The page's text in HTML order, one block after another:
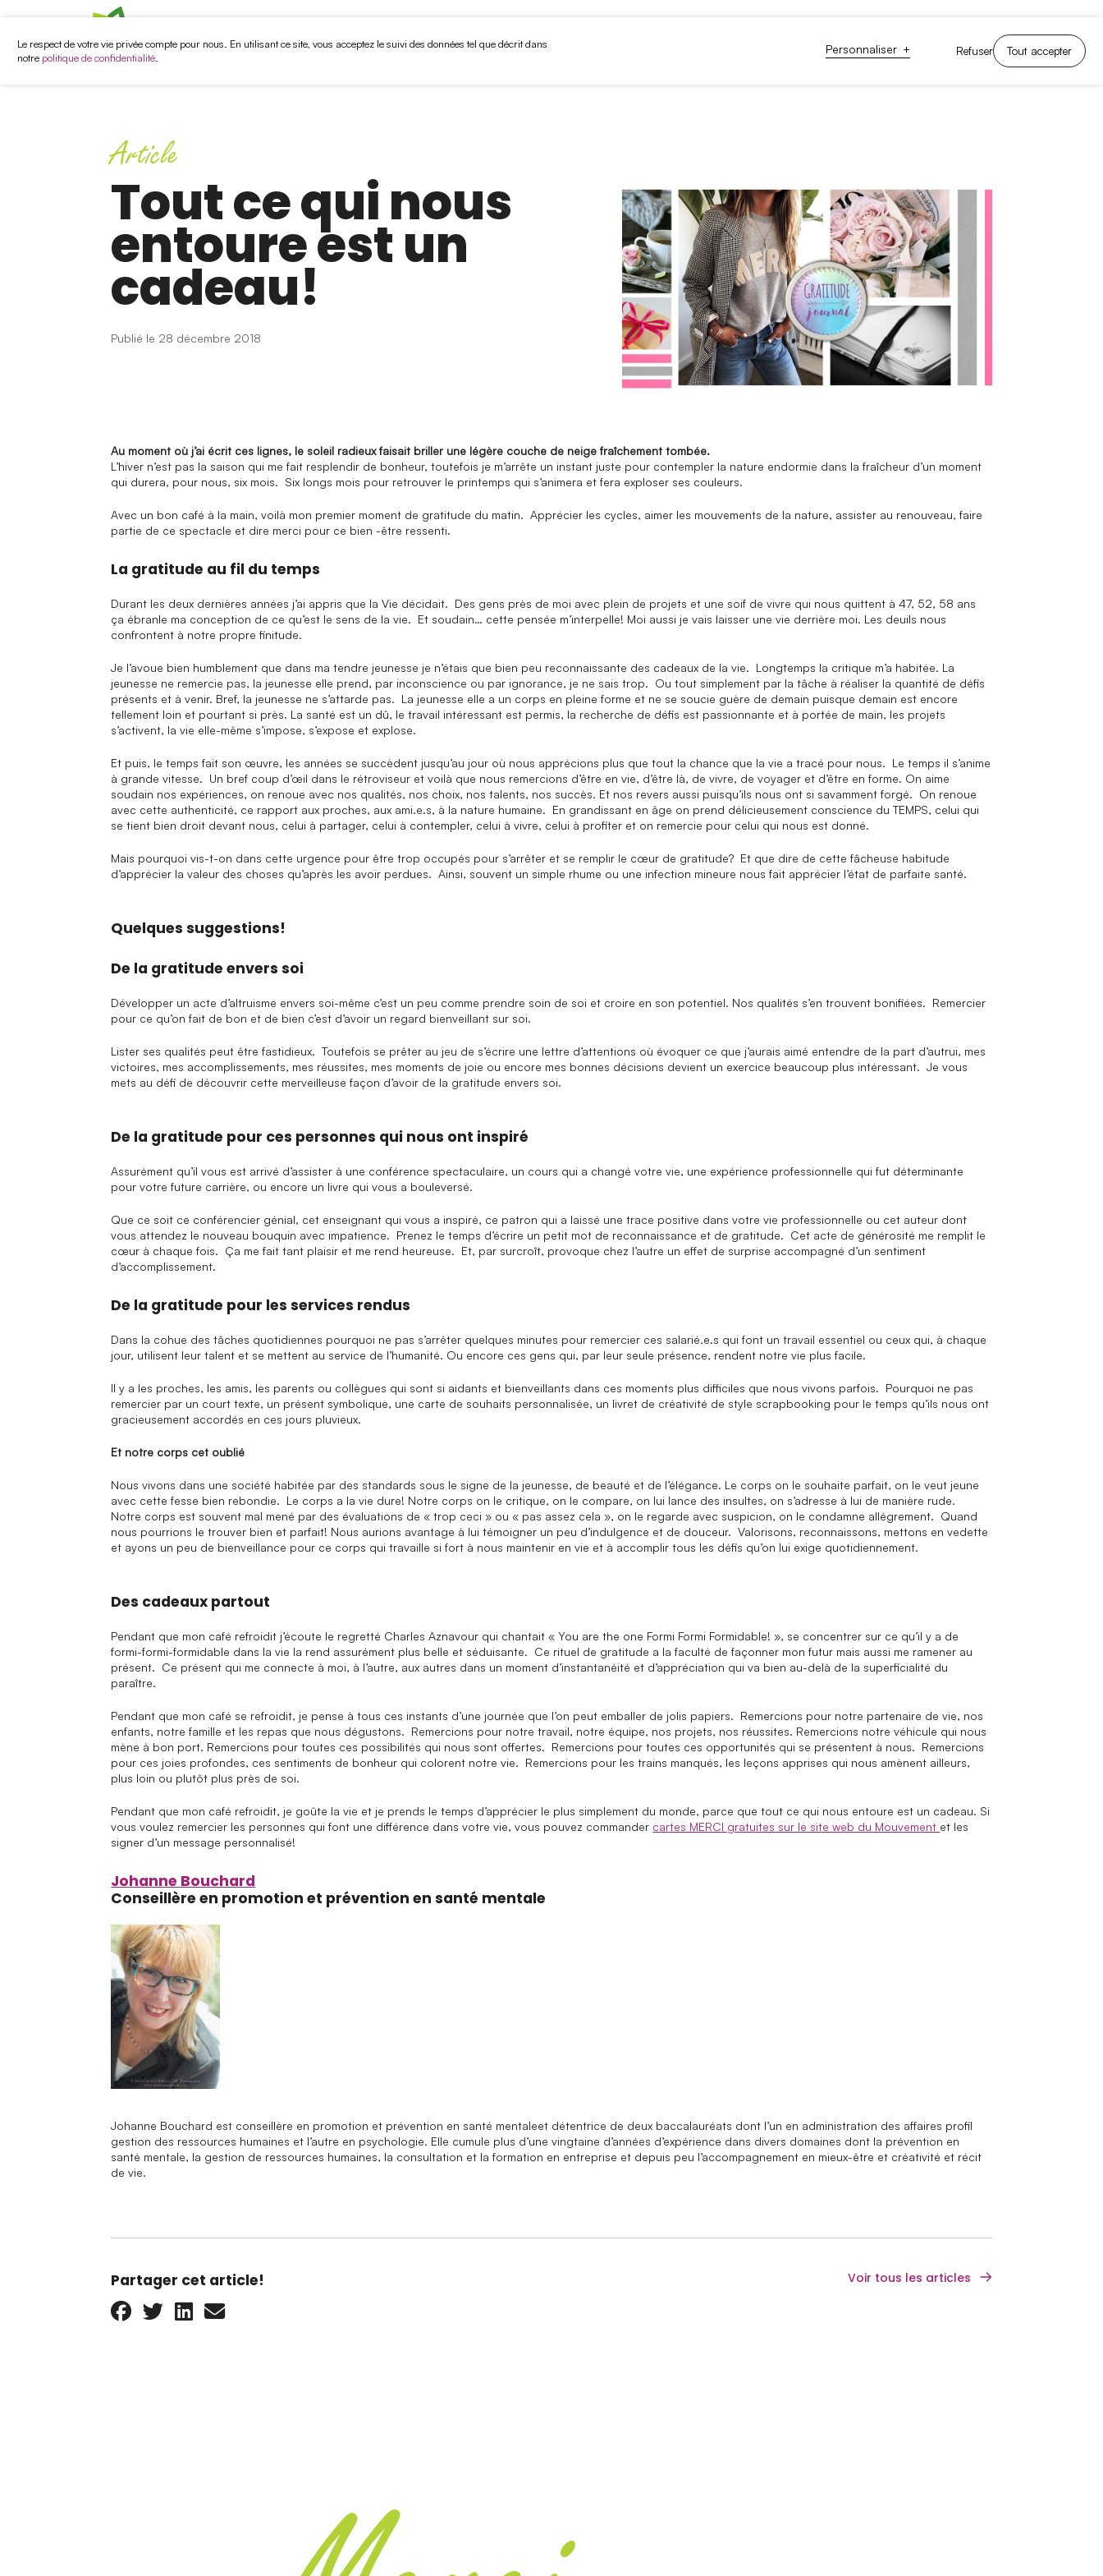
Nos services Actualités Ambassadeurs Boutique Espace médias
Besoin d'aide?
Campagnes
Santé mentale et travail
Projets
Outils
Qui sommes-nous?
Nous joindre
Actualités
Ambassadeurs
Espace médias
Espace municipalités
Article
Tout ce qui nous
entoure est un
cadeau!
Publié le 28 décembre 2018
Au moment où j’ai écrit ces lignes, le soleil radieux faisait briller une légère couche de neige fraîchement tombée.
L’hiver n’est pas la saison qui me fait resplendir de bonheur, toutefois je m’arrête un instant juste pour contempler la nature endormie dans la fraîcheur d’un moment
qui durera, pour nous, six mois. Six longs mois pour retrouver le printemps qui s’animera et fera exploser ses couleurs.
Avec un bon café à la main, voilà mon premier moment de gratitude du matin. Apprécier les cycles, aimer les mouvements de la nature, assister au renouveau, faire
partie de ce spectacle et dire merci pour ce bien -être ressenti.
La gratitude au fil du temps
Durant les deux dernières années j’ai appris que la Vie décidait. Des gens près de moi avec plein de projets et une soif de vivre qui nous quittent à 47, 52, 58 ans
ça ébranle ma conception de ce qu’est le sens de la vie. Et soudain… cette pensée m’interpelle! Moi aussi je vais laisser une vie derrière moi. Les deuils nous
confrontent à notre propre finitude.
Je l’avoue bien humblement que dans ma tendre jeunesse je n’étais que bien peu reconnaissante des cadeaux de la vie. Longtemps la critique m’a habitée. La
jeunesse ne remercie pas, la jeunesse elle prend, par inconscience ou par ignorance, je ne sais trop. Ou tout simplement par la tâche à réaliser la quantité de défis
présents et à venir. Bref, la jeunesse ne s’attarde pas. La jeunesse elle a un corps en pleine forme et ne se soucie guère de demain puisque demain est encore
tellement loin et pourtant si près. La santé est un dû, le travail intéressant est permis, la recherche de défis est passionnante et à portée de main, les projets
s’activent, la vie elle-même s’impose, s’expose et explose.
Et puis, le temps fait son œuvre, les années se succèdent jusqu’au jour où nous apprécions plus que tout la chance que la vie a tracé pour nous. Le temps il s’anime
à grande vitesse. Un bref coup d’œil dans le rétroviseur et voilà que nous remercions d’être en vie, d’être là, de vivre, de voyager et d’être en forme. On aime
soudain nos expériences, on renoue avec nos qualités, nos choix, nos talents, nos succès. Et nos revers aussi puisqu’ils nous ont si savamment forgé. On renoue
avec cette authenticité, ce rapport aux proches, aux ami.e.s, à la nature humaine. En grandissant en âge on prend délicieusement conscience du TEMPS, celui qui
se tient bien droit devant nous, celui à partager, celui à contempler, celui à vivre, celui à profiter et on remercie pour celui qui nous est donné.
Mais pourquoi vis-t-on dans cette urgence pour être trop occupés pour s’arrêter et se remplir le cœur de gratitude? Et que dire de cette fâcheuse habitude
d’apprécier la valeur des choses qu’après les avoir perdues. Ainsi, souvent un simple rhume ou une infection mineure nous fait apprécier l’état de parfaite santé.
Quelques suggestions!
De la gratitude envers soi
Développer un acte d’altruisme envers soi-même c’est un peu comme prendre soin de soi et croire en son potentiel. Nos qualités s’en trouvent bonifiées. Remercier
pour ce qu’on fait de bon et de bien c’est d’avoir un regard bienveillant sur soi.
Lister ses qualités peut être fastidieux. Toutefois se prêter au jeu de s’écrire une lettre d’attentions où évoquer ce que j’aurais aimé entendre de la part d’autrui, mes
victoires, mes accomplissements, mes réussites, mes moments de joie ou encore mes bonnes décisions devient un exercice beaucoup plus intéressant. Je vous
mets au défi de découvrir cette merveilleuse façon d’avoir de la gratitude envers soi.
De la gratitude pour ces personnes qui nous ont inspiré
Assurément qu’il vous est arrivé d’assister à une conférence spectaculaire, un cours qui a changé votre vie, une expérience professionnelle qui fut déterminante
pour votre future carrière, ou encore un livre qui vous a bouleversé.
Que ce soit ce conférencier génial, cet enseignant qui vous a inspiré, ce patron qui a laissé une trace positive dans votre vie professionnelle ou cet auteur dont
vous attendez le nouveau bouquin avec impatience. Prenez le temps d’écrire un petit mot de reconnaissance et de gratitude. Cet acte de générosité me remplit le
cœur à chaque fois. Ça me fait tant plaisir et me rend heureuse. Et, par surcroît, provoque chez l’autre un effet de surprise accompagné d’un sentiment
d’accomplissement.
De la gratitude pour les services rendus
Dans la cohue des tâches quotidiennes pourquoi ne pas s’arrêter quelques minutes pour remercier ces salarié.e.s qui font un travail essentiel ou ceux qui, à chaque
jour, utilisent leur talent et se mettent au service de l’humanité. Ou encore ces gens qui, par leur seule présence, rendent notre vie plus facile.
Il y a les proches, les amis, les parents ou collègues qui sont si aidants et bienveillants dans ces moments plus difficiles que nous vivons parfois. Pourquoi ne pas
remercier par un court texte, un présent symbolique, une carte de souhaits personnalisée, un livret de créativité de style scrapbooking pour le temps qu’ils nous ont
gracieusement accordés en ces jours pluvieux.
Et notre corps cet oublié
Nous vivons dans une société habitée par des standards sous le signe de la jeunesse, de beauté et de l’élégance. Le corps on le souhaite parfait, on le veut jeune
avec cette fesse bien rebondie. Le corps a la vie dure! Notre corps on le critique, on le compare, on lui lance des insultes, on s’adresse à lui de manière rude.
Notre corps est souvent mal mené par des évaluations de « trop ceci » ou « pas assez cela », on le regarde avec suspicion, on le condamne allégrement. Quand
nous pourrions le trouver bien et parfait! Nous aurions avantage à lui témoigner un peu d’indulgence et de douceur. Valorisons, reconnaissons, mettons en vedette
et ayons un peu de bienveillance pour ce corps qui travaille si fort à nous maintenir en vie et à accomplir tous les défis qu’on lui exige quotidiennement.
Des cadeaux partout
Pendant que mon café refroidit j’écoute le regretté Charles Aznavour qui chantait « You are the one Formi Formi Formidable! », se concentrer sur ce qu’il y a de
formi-formi-formidable dans la vie la rend assurément plus belle et séduisante. Ce rituel de gratitude a la faculté de façonner mon futur mais aussi me ramener au
présent. Ce présent qui me connecte à moi, à l’autre, aux autres dans un moment d’instantanéité et d’appréciation qui va bien au-delà de la superficialité du
paraître.
Pendant que mon café se refroidit, je pense à tous ces instants d’une journée que l’on peut emballer de jolis papiers. Remercions pour notre partenaire de vie, nos
enfants, notre famille et les repas que nous dégustons. Remercions pour notre travail, notre équipe, nos projets, nos réussites. Remercions notre véhicule qui nous
mène à bon port. Remercions pour toutes ces possibilités qui nous sont offertes. Remercions pour toutes ces opportunités qui se présentent à nous. Remercions
pour ces joies profondes, ces sentiments de bonheur qui colorent notre vie. Remercions pour les trains manqués, les leçons apprises qui nous amènent ailleurs,
plus loin ou plutôt plus près de soi.
Pendant que mon café refroidit, je goûte la vie et je prends le temps d’apprécier le plus simplement du monde, parce que tout ce qui nous entoure est un cadeau. Si
vous voulez remercier les personnes qui font une différence dans votre vie, vous pouvez commander cartes MERCI gratuites sur le site web du Mouvement et les
signer d’un message personnalisé!
Johanne Bouchard
Conseillère en promotion et prévention en santé mentale
Johanne Bouchard est conseillère en promotion et prévention en santé mentaleet détentrice de deux baccalauréats dont l’un en administration des affaires profil
gestion des ressources humaines et l’autre en psychologie. Elle cumule plus d’une vingtaine d’années d’expérience dans divers domaines dont la prévention en
santé mentale, la gestion de ressources humaines, la consultation et la formation en entreprise et depuis peu l’accompagnement en mieux-être et créativité et récit
de vie.
Partager cet article! Voir tous les articles
Le respect de votre vie privée compte pour nous. En utilisant ce site, vous acceptez le suivi des données tel que décrit dans
notre politique de confidentialité
Personnaliser + Refuser Tout accepter